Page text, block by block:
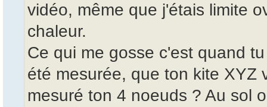
vidéo, même que j'étais limite
chaleur.
Ce qui me gosse c'est quand
été mesurée, que ton kite XYZ
mesuré ton 4 noeuds ? Au sol